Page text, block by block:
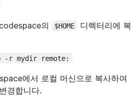
의 $HOME
디렉터리에 복
-r mydir remote:
에서 로컬 머신으로 복사하여
경합니다.